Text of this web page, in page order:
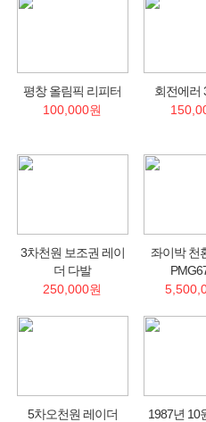
평창 올림픽 리피터
100,000원
회전에러
3차천원 보조권 레이
더 다발
250,000원
좌이박 천
5차오천원 레이더
1987년 10